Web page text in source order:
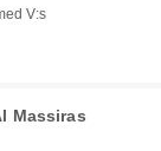
Massiras